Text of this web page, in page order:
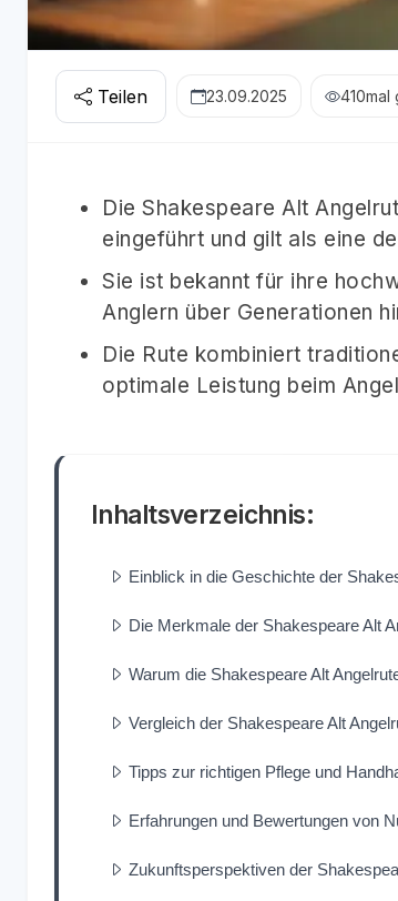
Teilen 23.09.2025 410mal
Die Shakespeare Alt
eingeführt und gilt als eine
Sie ist bekannt für ihre
Anglern über Generationen
Die Rute kombiniert
optimale Leistung beim
Inhaltsverzeichnis:
Einblick in die Geschichte der
Die Merkmale der Shakespeare Alt
Warum die Shakespeare Alt
Vergleich der Shakespeare Alt
Tipps zur richtigen Pflege und
Erfahrungen und Bewertungen von
Zukunftsperspektiven der